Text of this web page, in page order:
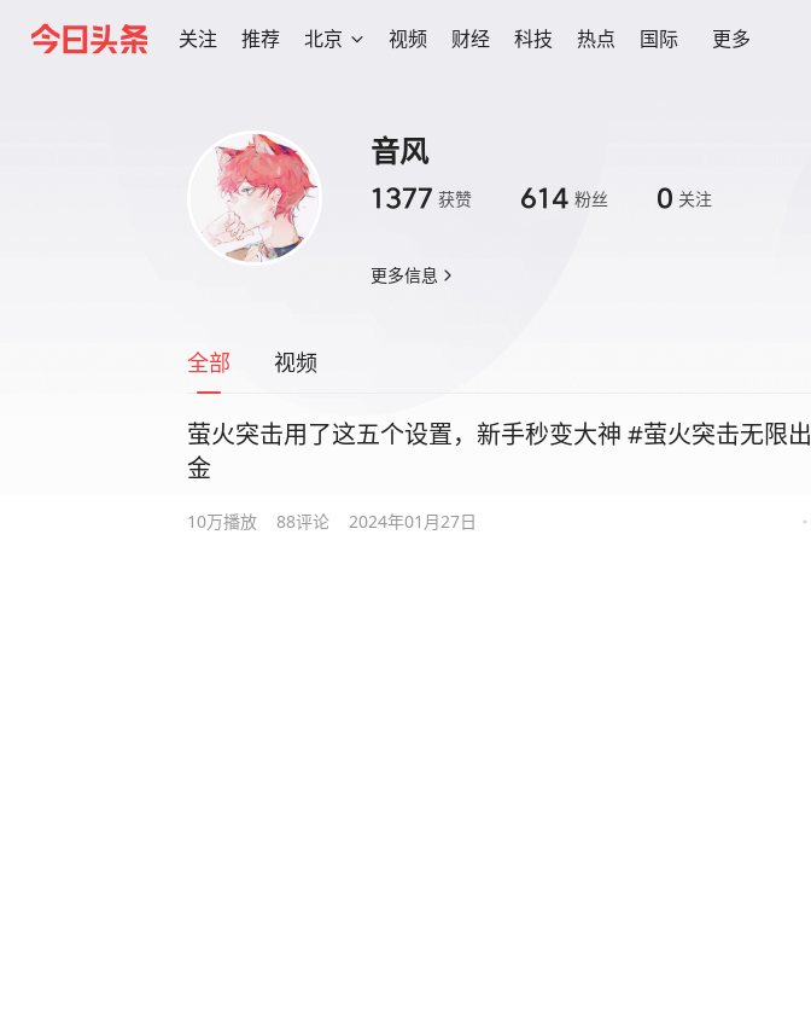
关注 推荐 北京 视频 财经 科技 热点 国际 更多
音风
1377 获赞 614 粉丝 0 关注
更多信息
全部 视频
萤火突击用了这五个设置，新手秒变大神 #萤火突击无限出
金
10万播放 88评论 2024年01月27日